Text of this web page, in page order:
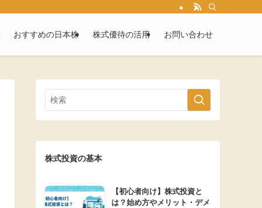
おすすめの日本株 株式優待の活用 お問い合わせ
株式投資の基本
【初心者向け】株式投資と
は？始め方やメリット・デメ